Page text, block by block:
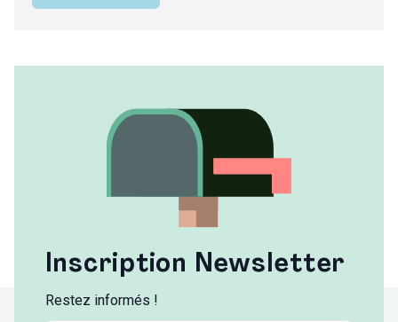
Inscription Newsletter
Restez informés !